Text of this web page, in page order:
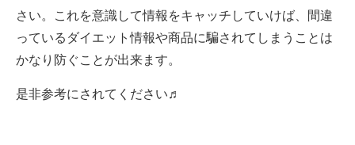
さい。これを意識して情報をキャッチしていけば、間違
っているダイエット情報や商品に騙されてしまうことは
かなり防ぐことが出来ます。
是非参考にされてください♬